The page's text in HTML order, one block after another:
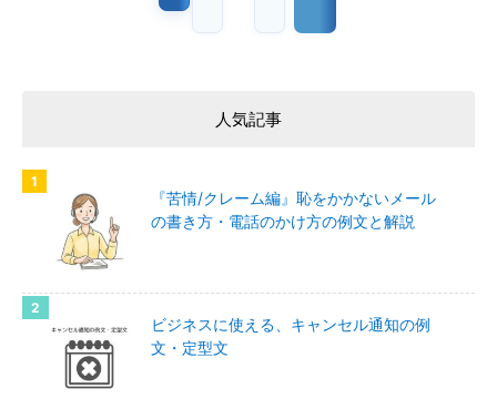
の
送
人気記事
『苦情/クレーム編』恥をかかないメール
の書き方・電話のかけ方の例文と解説
ビジネスに使える、キャンセル通知の例
文・定型文